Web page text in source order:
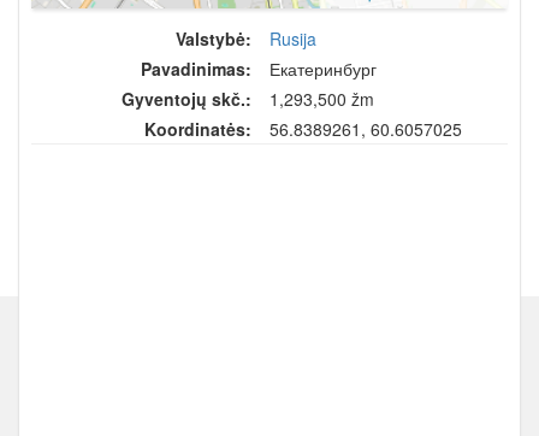
Valstybė:
Rusija
Pavadinimas:
Екатеринбург
Gyventojų skč.:
1,293,500 žm
Koordinatės:
56.8389261, 60.6057025